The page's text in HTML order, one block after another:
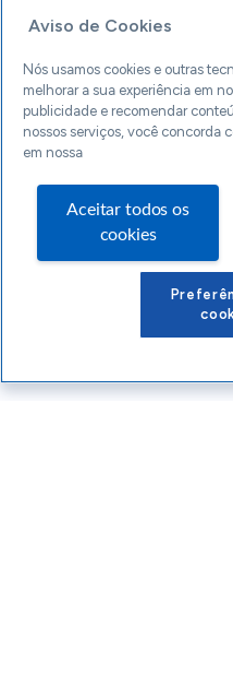
Aviso de Cookies
Nós usamos cookies e outras
melhorar a sua experiência em
publicidade e recomendar
nossos serviços, você concorda
em nossa
Aceitar todos os
cookies